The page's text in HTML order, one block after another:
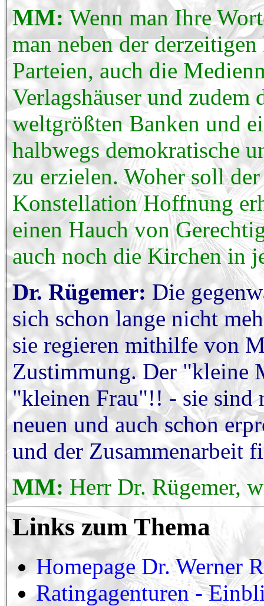
MM: Wenn man Ihre
man neben der
Parteien, auch die
Verlagshäuser und zudem
weltgrößten Banken und
halbwegs demokratische
zu erzielen. Woher soll
Konstellation Hoffnung
einen Hauch von
auch noch die Kirchen in
Dr. Rügemer: Die
sich schon lange nicht
sie regieren mithilfe von
Zustimmung. Der "kleine
"kleinen Frau"!! - sie sind
neuen und auch schon
und der Zusammenarbeit
MM: Herr Dr. Rügemer,
Links zum Thema
Homepage Dr. Werner
Ratingagenturen -